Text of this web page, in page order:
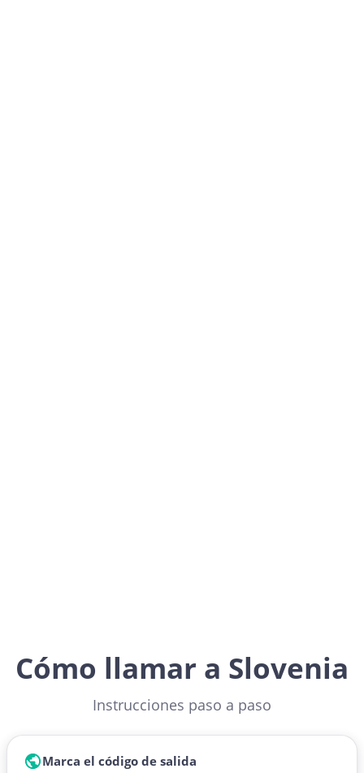
Cómo llamar a Slovenia
Instrucciones paso a paso
Marca el código de salida